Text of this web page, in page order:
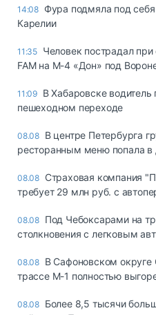
14:08 Фура подмяла под себя
Карелии
11:35 Человек пострадал
FAM на М-4 «Дон» под
11:09 В Хабаровске
пешеходном переходе
08.08 В центре Петербурга
ресторанным меню попала в
08.08 Страховая компания
требует 29 млн руб. с
08.08 Под Чебоксарами на
столкновения с легковым
08.08 В Сафоновском округе
трассе М-1 полностью
08.08 Более 8,5 тысячи